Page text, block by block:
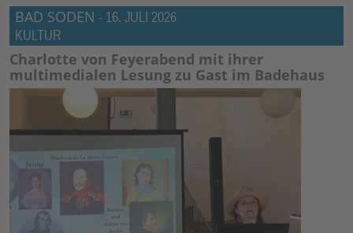
BAD SODEN - 16. JULI 2026
KULTUR
Charlotte von Feyerabend mit ihrer
multimedialen Lesung zu Gast im Badehaus